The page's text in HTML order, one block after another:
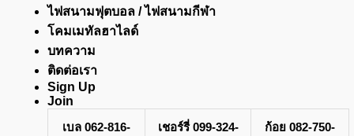
ไฟสนามฟุตบอล / ไฟสนามกีฬา
โคมเมทัลฮาไลด์
บทความ
ติดต่อเรา
Sign Up
Join
เบล 062-816-
เชอร์รี่ 099-324-
ก้อย 082-750-